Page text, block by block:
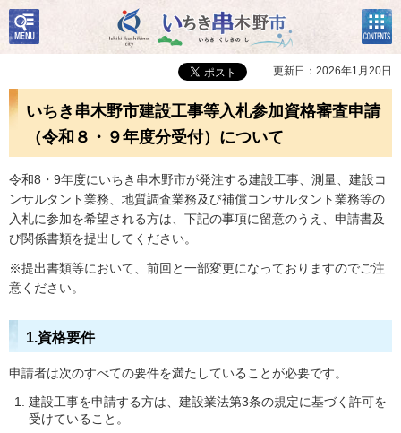
いちき串木野市
検
索・
共通
コン
テン
ツメ
ニュ
更新日：2026年1月20日
いちき串木野市建設工事等入札参加資格審査申請
（令和８・９年度分受付）について
令和8・9年度にいちき串木野市が発注する建設工事、測量、建設コ
ンサルタント業務、地質調査業務及び補償コンサルタント業務等の
入札に参加を希望される方は、下記の事項に留意のうえ、申請書及
び関係書類を提出してください。
※提出書類等において、前回と一部変更になっておりますのでご注
意ください。
1.資格要件
申請者は次のすべての要件を満たしていることが必要です。
建設工事を申請する方は、建設業法第3条の規定に基づく許可を
受けていること。